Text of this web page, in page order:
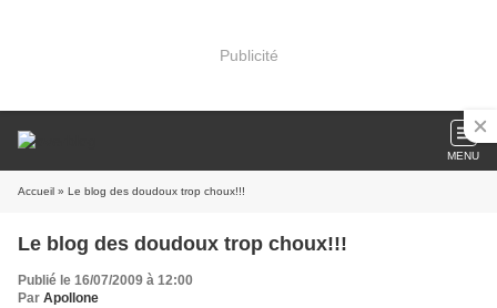
Publicité
MENU
Accueil » Le blog des doudoux trop choux!!!
Le blog des doudoux trop choux!!!
Publié le 16/07/2009 à 12:00
Par Apollone